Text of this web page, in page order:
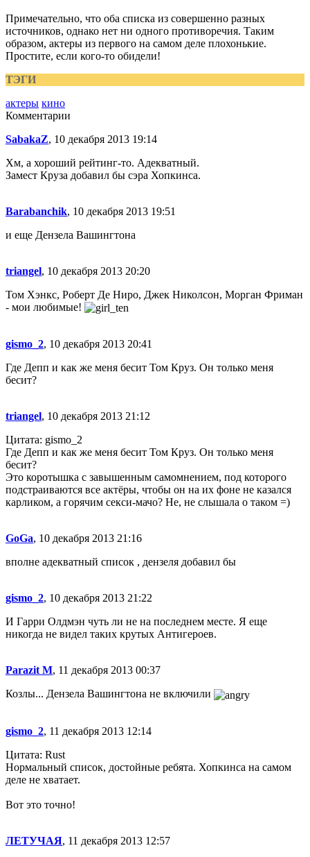
Примечательно, что оба списка из совершенно разных
источников, однако нет ни одного противоречия. Таким
образом, актеры из первого на самом деле плохонькие.
Простите, если кого-то обидели!
ТЭГИ
актеры кино
Комментарии
SabakaZ, 10 декабря 2013 19:14
Хм, а хороший рейтинг-то. Адекватный.
Замест Круза добавил бы сэра Хопкинса.
Barabanchik, 10 декабря 2013 19:51
и еще Дензела Вашингтона
triangel, 10 декабря 2013 20:20
Том Хэнкс, Роберт Де Ниро, Джек Николсон, Морган Фриман
- мои любимые!
gismo_2, 10 декабря 2013 20:41
Где Депп и как же меня бесит Том Круз. Он только меня
бесит?
triangel, 10 декабря 2013 21:12
Цитата: gismo_2
Где Депп и как же меня бесит Том Круз. Он только меня
бесит?
Это коротышка с завышенным самомнением, под которого
подстраиваются все актёры, чтобы он на их фоне не казался
карликом, а горячим секси-мачо? Не, не слышала о таком =)
GoGa, 10 декабря 2013 21:16
вполне адекватный список , дензеля добавил бы
gismo_2, 10 декабря 2013 21:22
И Гарри Олдмэн чуть ли не на последнем месте. Я еще
никогда не видел таких крутых Антигероев.
Parazit M, 11 декабря 2013 00:37
Козлы... Дензела Вашингтона не включили
gismo_2, 11 декабря 2013 12:14
Цитата: Rust
Нормальный список, достойные ребята. Хопкинса на самом
деле не хватает.
Вот это точно!
ЛЕТУЧАЯ, 11 декабря 2013 12:57